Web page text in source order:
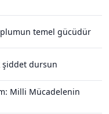
temel gücüdür
şiddet dursun
Milli Mücadelenin